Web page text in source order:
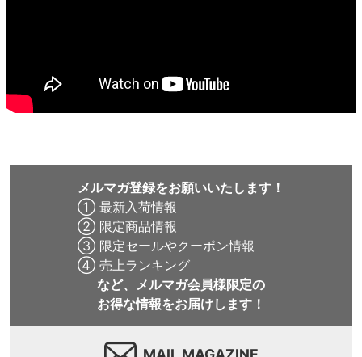
メルマガ登録をお願いいたします！
① 最新入荷情報
② 限定商品情報
③ 限定セールやクーポン情報
④ 売上ランキング
など、メルマガ会員様限定の
お得な情報をお届けします！